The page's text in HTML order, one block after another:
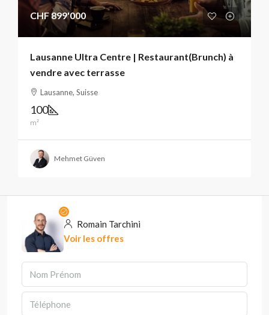
CHF 899'000
Lausanne Ultra Centre | Restaurant(Brunch) à
vendre avec terrasse
Lausanne, Suisse
100
m²
Mehmet Güven
Romain Tarchini
Voir les offres